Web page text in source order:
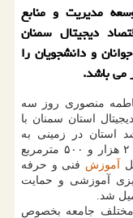
مدیریت و منابع
دیجیتال سمنان
و دانشجویان را
می باشد.
منصوری روز سه
دیجیتال استان سمنان با
استان در زمینی به
مساحت پنج هزار و ۸۰۰ مترمربع با زیربنای ۲ هزار و ۵۰۰ مترمربع
آموزش فنی و حرفه
آموزشی و حمایت
شد.
مختلف جامعه بخصوص